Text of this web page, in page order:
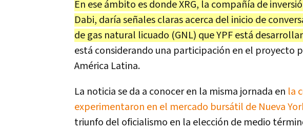
En ese ámbito es donde XRG, la compañía de
Dabi, daría señales claras acerca del inicio de
de gas natural licuado (GNL) que YPF está
está considerando una participación en el proyecto
América Latina.
La noticia se da a conocer en la misma jornada en la
experimentaron en el mercado bursátil de Nueva
triunfo del oficialismo en la elección de medio